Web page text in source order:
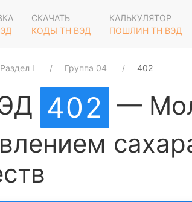
СКАЧАТЬ
КОДЫ ТН ВЭД
КАЛЬКУЛЯТОР
ПОШЛИН ТН ВЭД
Раздел I Группа 04 402
402 —